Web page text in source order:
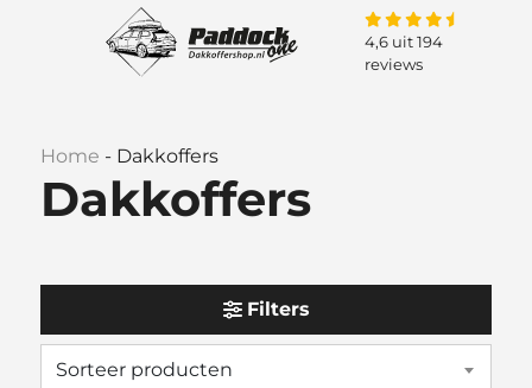
4,6 uit 194
reviews
Home - Dakkoffers
Dakkoffers
Filters